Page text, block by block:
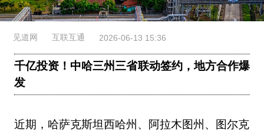
见道网 互联互通 2026-06-13 15:36
千亿投资！中哈三州三省联动签约，地方合作爆
发
近期，哈萨克斯坦西哈州、阿拉木图州、图尔克